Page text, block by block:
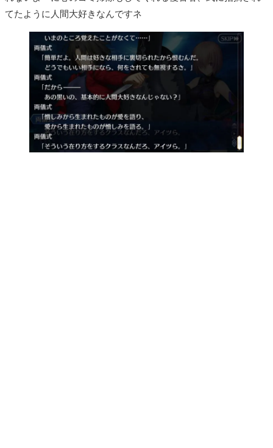
てたように人間大好きなんですネ